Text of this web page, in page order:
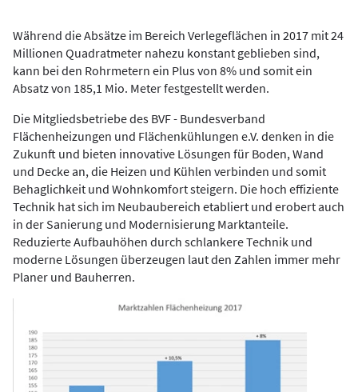
Während die Absätze im Bereich Verlegeflächen in 2017 mit 24
Millionen Quadratmeter nahezu konstant geblieben sind,
kann bei den Rohrmetern ein Plus von 8% und somit ein
Absatz von 185,1 Mio. Meter festgestellt werden.
Die Mitgliedsbetriebe des BVF - Bundesverband
Flächenheizungen und Flächenkühlungen e.V. denken in die
Zukunft und bieten innovative Lösungen für Boden, Wand
und Decke an, die Heizen und Kühlen verbinden und somit
Behaglichkeit und Wohnkomfort steigern. Die hoch effiziente
Technik hat sich im Neubaubereich etabliert und erobert auch
in der Sanierung und Modernisierung Marktanteile.
Reduzierte Aufbauhöhen durch schlankere Technik und
moderne Lösungen überzeugen laut den Zahlen immer mehr
Planer und Bauherren.